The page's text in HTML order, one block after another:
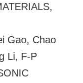
Gao, Chao
Li, F-P